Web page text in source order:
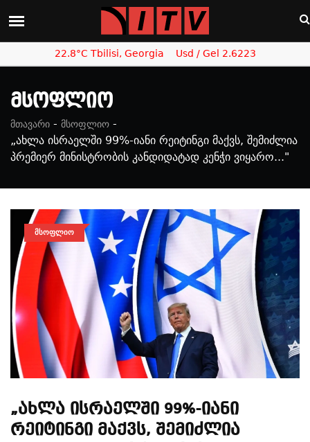
22.8°C Tbilisi, Georgia Usd / Gel 2.6223
Მსოფლიო
მთავარი - მსოფლიო -
„ახლა ისრაელში 99%-იანი რეიტინგი მაქვს, შემიძლია
პრემიერ მინისტრობის კანდიდატად კენჭი ვიყარო..."
ᲛᲡᲝᲤᲚᲘᲝ
„ახლა Ისრაელში 99%-Იანი
Რეიტინგი Მაქვს, Შემიძლია